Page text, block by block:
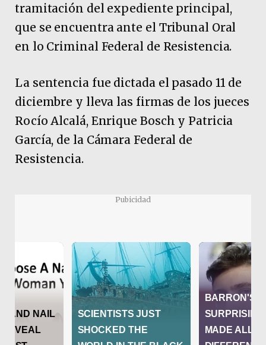
tramitación del expediente principal,
que se encuentra ante el Tribunal Oral
en lo Criminal Federal de Resistencia.
La sentencia fue dictada el pasado 11 de
diciembre y lleva las firmas de los jueces
Rocío Alcalá, Enrique Bosch y Patricia
García, de la Cámara Federal de
Resistencia.
Pubicidad